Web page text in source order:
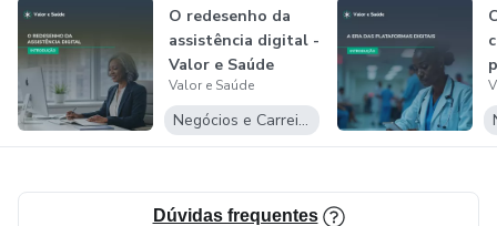
O redesenho da
assistência digital -
Valor e Saúde
Valor e Saúde
Negócios e Carreira
Dúvidas frequentes